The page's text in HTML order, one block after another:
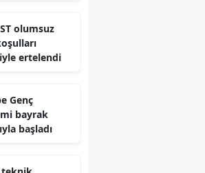
olumsuz
ertelendi
Genç
bayrak
başladı